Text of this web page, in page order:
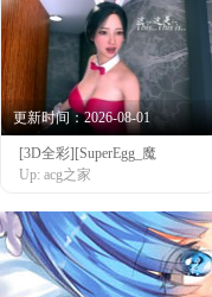
更新时间：2026-08-01
[3D全彩][SuperEgg_魔
Up: acg之家